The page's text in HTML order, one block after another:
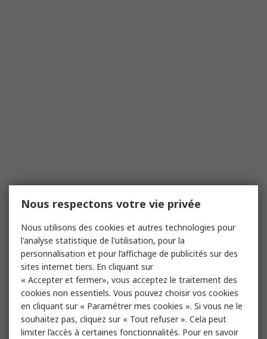
Nous respectons votre vie privée
Nous utilisons des cookies et autres technologies pour
l'analyse statistique de l'utilisation, pour la
personnalisation et pour l’affichage de publicités sur des
sites internet tiers. En cliquant sur
« Accepter et fermer», vous acceptez le traitement des
cookies non essentiels. Vous pouvez choisir vos cookies
en cliquant sur « Paramétrer mes cookies ». Si vous ne le
souhaitez pas, cliquez sur « Tout refuser ». Cela peut
limiter l’accès à certaines fonctionnalités. Pour en savoir